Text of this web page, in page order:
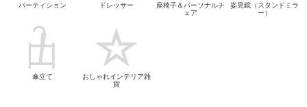
パーティション ドレッサー
座椅子＆パーソナルチ
ェア
姿見鏡（スタンドミラ
ー）
傘立て
おしゃれインテリア雑
貨